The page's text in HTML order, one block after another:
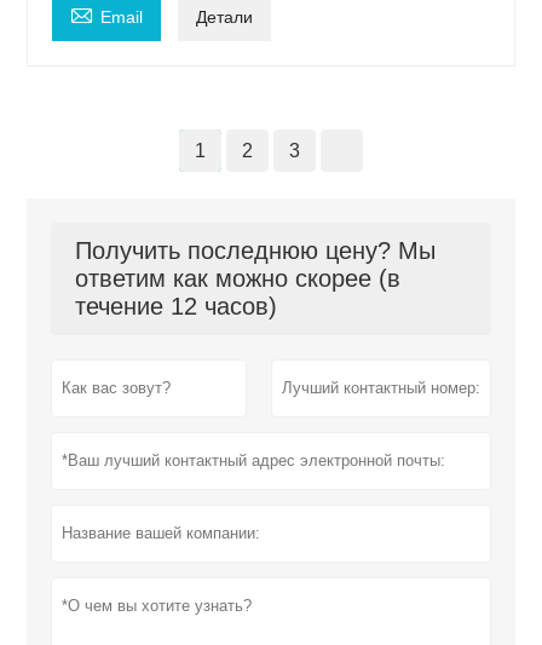
 Email Детали
1 2 3
Получить последнюю цену? Мы
ответим как можно скорее (в
течение 12 часов)